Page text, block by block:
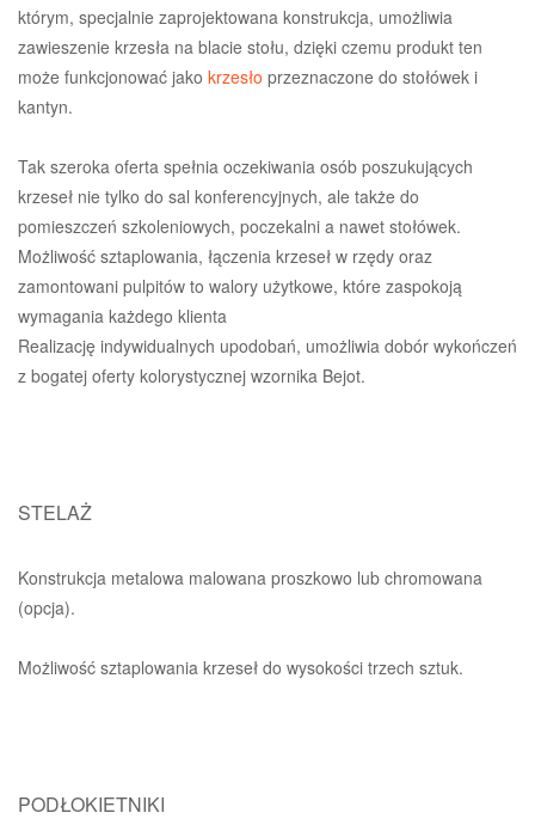
którym, specjalnie zaprojektowana konstrukcja, umożliwia
zawieszenie krzesła na blacie stołu, dzięki czemu produkt ten
może funkcjonować jako krzesło przeznaczone do stołówek i
kantyn.
Tak szeroka oferta spełnia oczekiwania osób poszukujących
krzeseł nie tylko do sal konferencyjnych, ale także do
pomieszczeń szkoleniowych, poczekalni a nawet stołówek.
Możliwość sztaplowania, łączenia krzeseł w rzędy oraz
zamontowani pulpitów to walory użytkowe, które zaspokoją
wymagania każdego klienta
Realizację indywidualnych upodobań, umożliwia dobór wykończeń
z bogatej oferty kolorystycznej wzornika Bejot.
STELAŻ
Konstrukcja metalowa malowana proszkowo lub chromowana
(opcja).
Możliwość sztaplowania krzeseł do wysokości trzech sztuk.
PODŁOKIETNIKI